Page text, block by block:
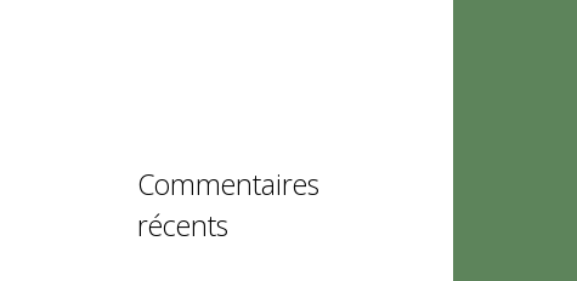
Commentaires
récents